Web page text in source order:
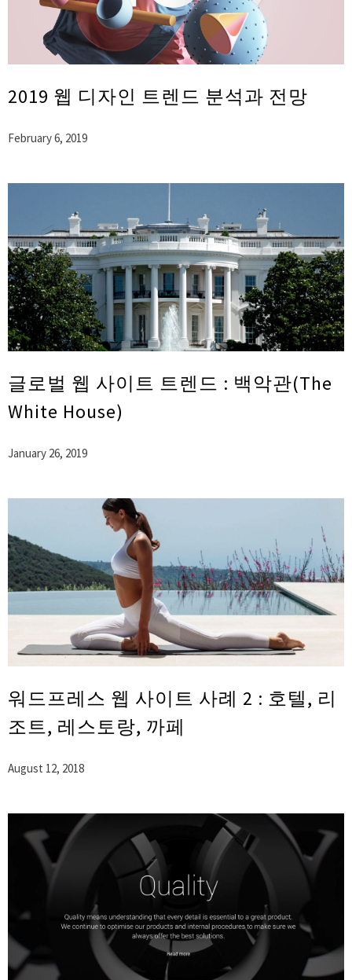
2019 웹 디자인 트렌드 분석과 전망
February 6, 2019
글로벌 웹 사이트 트렌드 : 백악관(The
White House)
January 26, 2019
워드프레스 웹 사이트 사례 2 : 호텔, 리
조트, 레스토랑, 까페
August 12, 2018